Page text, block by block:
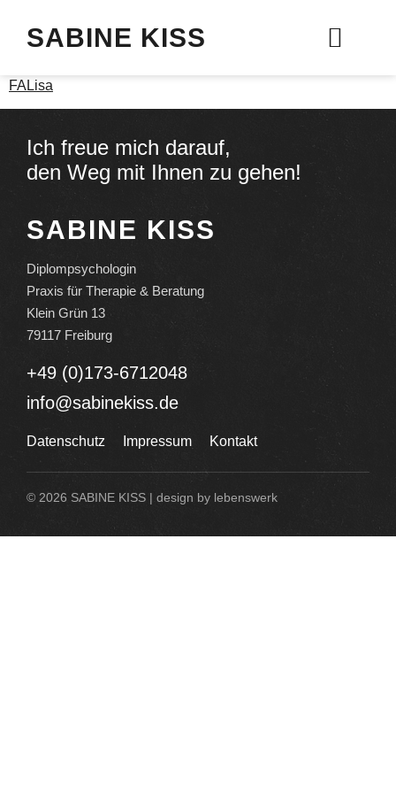
SABINE KISS
FALisa
Ich freue mich darauf,
den Weg mit Ihnen zu gehen!
SABINE KISS
Diplompsychologin
Praxis für Therapie & Beratung
Klein Grün 13
79117 Freiburg
+49 (0)173-6712048
info@sabinekiss.de
Datenschutz Impressum Kontakt
© 2026 SABINE KISS | design by lebenswerk